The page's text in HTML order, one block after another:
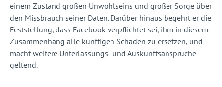
einem Zustand großen Unwohlseins und großer Sorge über
den Missbrauch seiner Daten. Darüber hinaus begehrt er die
Feststellung, dass Facebook verpflichtet sei, ihm in diesem
Zusammenhang alle künftigen Schäden zu ersetzen, und
macht weitere Unterlassungs- und Auskunftsansprüche
geltend.